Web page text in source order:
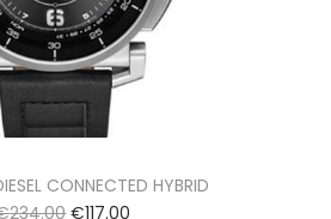
CONNECTED HYBRID
234.00 €117.00